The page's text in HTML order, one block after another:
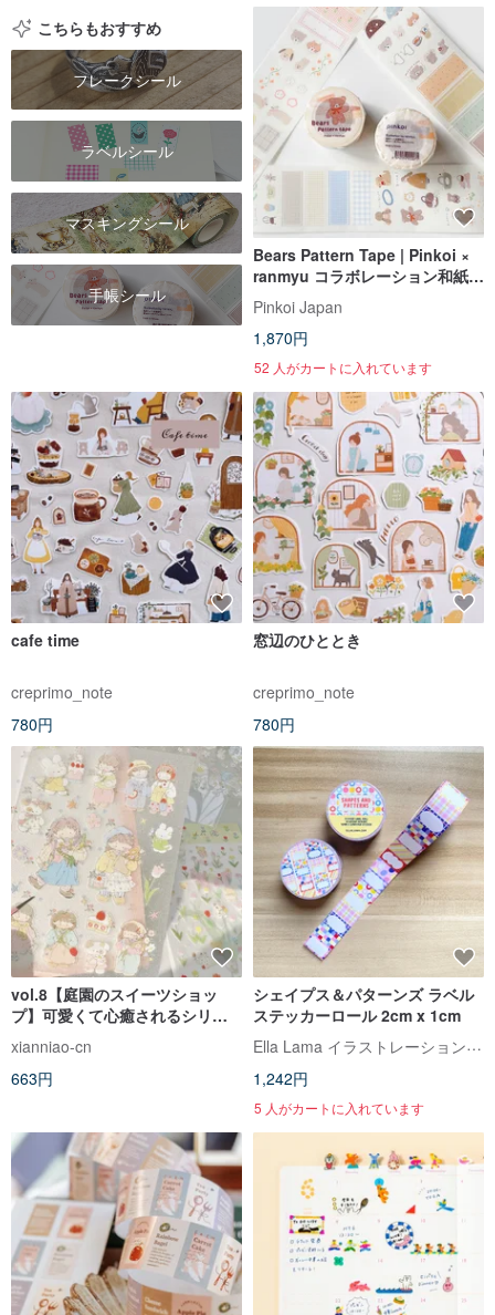
こちらもおすすめ
フレークシール
ラベルシール
マスキングシール
手帳シール
Bears Pattern Tape | Pinkoi ×
ranmyu コラボレーション和紙テ
ープ
Pinkoi Japan
1,870円
52 人がカートに入れています
cafe time
creprimo_note
780円
窓辺のひととき
creprimo_note
780円
vol.8【庭園のスイーツショッ
プ】可愛くて心癒されるシリー
ズ 両面クリアグリッターシール/
塩系
xianniao-cn
663円
シェイプス＆パターンズ ラベル
ステッカーロール 2cm x 1cm
Ella Lama イラストレーションスタジオ
1,242円
5 人がカートに入れています